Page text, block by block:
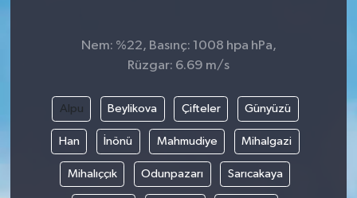
Nem: %22, Basınç: 1008 hpa hPa,
Rüzgar: 6.69 m/s
Alpu Beylikova Çifteler Günyüzü
Han İnönü Mahmudiye Mihalgazi
Mihalıççık Odunpazarı Sarıcakaya